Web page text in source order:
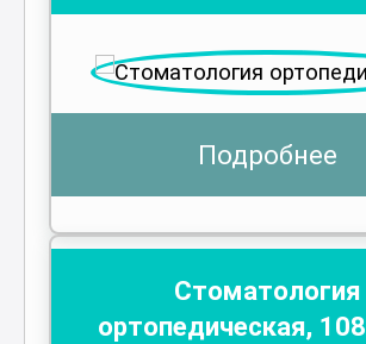
Подробнее
Стоматология
ортопедическая, 108